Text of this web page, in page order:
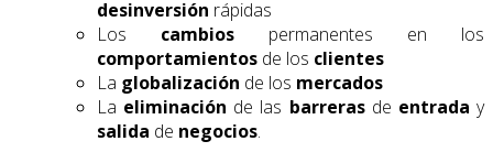
desinversión rápidas
Los cambios permanentes en los
comportamientos de los clientes
La globalización de los mercados
La eliminación de las barrerasde entrada y
salida de negocios.